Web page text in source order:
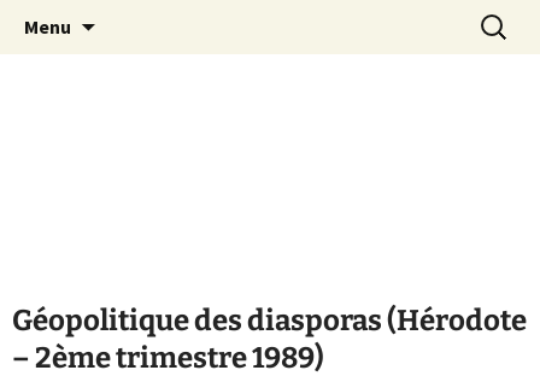
MCA Vienne
Le site de la Maison de la Culture
Arménienne de Vienne
Menu
Géopolitique des diasporas (Hérodote
– 2ème trimestre 1989)